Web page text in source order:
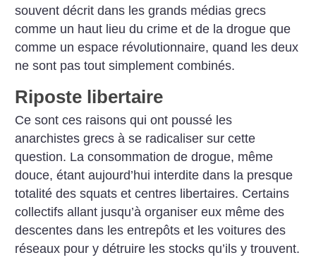
souvent décrit dans les grands médias grecs
comme un haut lieu du crime et de la drogue que
comme un espace révolutionnaire, quand les deux
ne sont pas tout simplement combinés.
Riposte libertaire
Ce sont ces raisons qui ont poussé les
anarchistes grecs à se radicaliser sur cette
question. La consommation de drogue, même
douce, étant aujourd’hui interdite dans la presque
totalité des squats et centres libertaires. Certains
collectifs allant jusqu’à organiser eux même des
descentes dans les entrepôts et les voitures des
réseaux pour y détruire les stocks qu’ils y trouvent.